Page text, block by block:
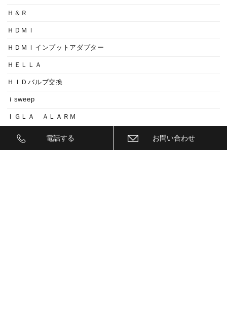
Ｈ＆Ｒ
ＨＤＭＩ
ＨＤＭＩインプットアダプター
ＨＥＬＬＡ
ＨＩＤバルブ交換
ｉsweep
ＩＧＬＡ ＡＬＡＲＭ
ＩＧＬＡ ＡＲＡＲＭ
ＩＧＬＡ２+
電話する お問い合わせ